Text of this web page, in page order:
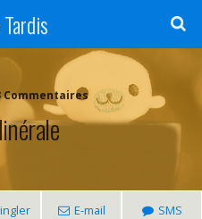
Commentaires
E-mail SMS